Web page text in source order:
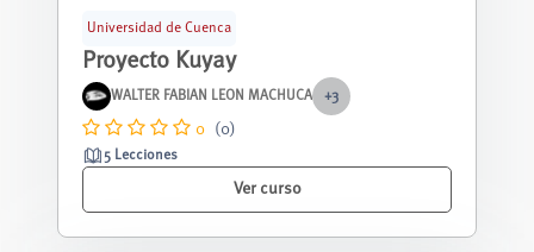
Universidad de Cuenca
Proyecto Kuyay
WALTER FABIAN LEON MACHUCA +3
0 (0)
5 Lecciones
Ver curso